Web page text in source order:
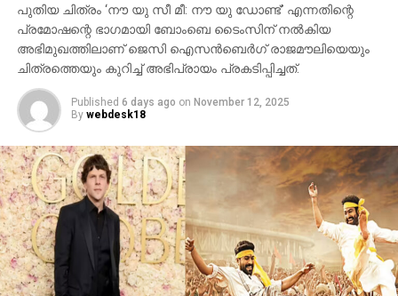
മണികര്‍ണികാ ഘട്ട് തുടങ്ങിയ ഭീമാകാര
ദൃശ്യവിശേഷങ്ങള്‍ അതിശയത്തോടെ
അവതരിപ്പിക്കുന്നു.
കയ്യില്‍ ത്രിശൂലം പിടിച്ച് കാളയുടെ പുറത്ത്
സവാരിയുമായി എത്തുന്ന രുദ്രയായി മഹേഷ്
ബാബുവിന്റെ എന്‍ട്രിയാണ് ട്രെയിലറിന്റെ ഹൈലൈറ്റ്.
അതേപോലെ, വേദിയിലേക്കും മഹേഷ് ബാബു
കാളപ്പുറത്ത് സവാരിയായി എത്തിയപ്പോള്‍ 60,000-
ത്തിലധികം പ്രേക്ഷകര്‍ കൈയ്യടി മുഴക്കി വരവേറ്റു.
ഐമാക്‌സ് ഫോര്‍മാറ്റിലാണ് ഈ ചിത്രം ഒരുക്കുന്നത്.
അതിനാല്‍ തന്നെ തിയേറ്ററുകളില്‍ അത്ഭുതകരമായ
കാഴ്ചാനുഭവം സമ്മാനിക്കുമെന്നുറപ്പ്. ബാഹുബലി,
പുതിയ ചിത്രം ‘നൗ യു സീ മീ: നൗ യു ഡോണ്ട്’ എന്നതിന്റെ
പ്രമോഷന്റെ ഭാഗമായി ബോംബെ ടൈംസിന് നല്‍കിയ
അഭിമുഖത്തിലാണ് ജെസി ഐസന്‍ബെര്‍ഗ് രാജമൗലിയെയും
ചിത്രത്തെയും കുറിച്ച് അഭിപ്രായം പ്രകടിപ്പിച്ചത്.
Published 6 days ago on November 12, 2025
By webdesk18